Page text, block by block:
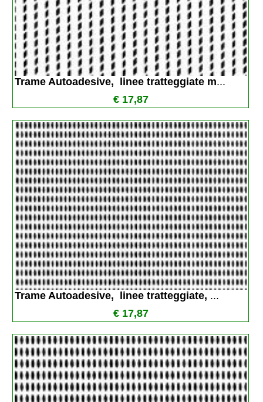
Trame Autoadesive,  linee tratteggiate m...
€ 17,87
Trame Autoadesive,  linee tratteggiate, ...
€ 17,87